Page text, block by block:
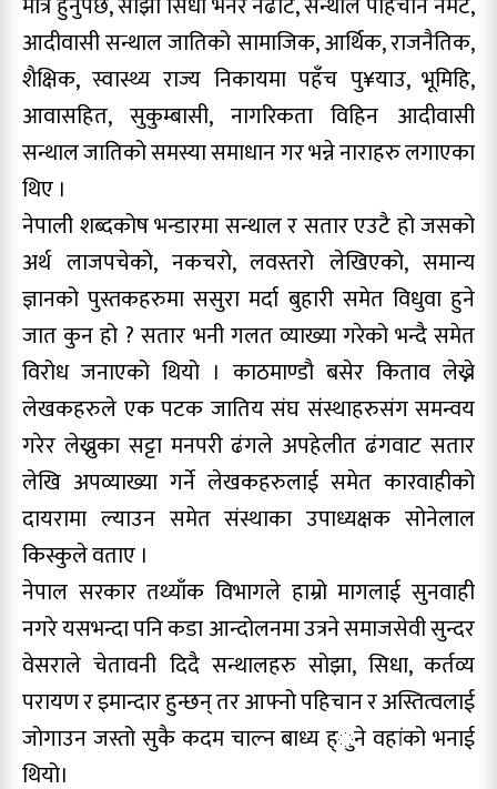
आदीवासी सन्थाल जातिको सामाजिक, आर्थिक, राजनैतिक,
शैक्षिक, स्वास्थ्य राज्य निकायमा पहँच पु¥याउ, भूमिहि,
आवासहित, सुकुम्बासी, नागरिकता विहिन आदीवासी
सन्थाल जातिको समस्या समाधान गर भन्ने नाराहरु लगाएका
थिए ।
नेपाली शब्दकोष भन्डारमा सन्थाल र सतार एउटै हो जसको
अर्थ लाजपचेको, नकचरो, लवस्तरो लेखिएको, समान्य
ज्ञानको पुस्तकहरुमा ससुरा मर्दा बुहारी समेत विधुवा हुने
जात कुन हो ? सतार भनी गलत व्याख्या गरेको भन्दै समेत
विरोध जनाएको थियो । काठमाण्डौ बसेर किताव लेख्ने
लेखकहरुले एक पटक जातिय संघ संस्थाहरुसंग समन्वय
गरेर लेख्नुका सट्टा मनपरी ढंगले अपहेलीत ढंगवाट सतार
लेखि अपव्याख्या गर्ने लेखकहरुलाई समेत कारवाहीको
दायरामा ल्याउन समेत संस्थाका उपाध्यक्षक सोनेलाल
किस्कुले वताए ।
नेपाल सरकार तथ्याँक विभागले हाम्रो मागलाई सुनवाही
नगरे यसभन्दा पनि कडा आन्दोलनमा उत्रने समाजसेवी सुन्दर
वेसराले चेतावनी दिदै सन्थालहरु सोझा, सिधा, कर्तव्य
परायण र इमान्दार हुन्छन् तर आफ्नो पहिचान र अस्तित्वलाई
जोगाउन जस्तो सुकै कदम चाल्न बाध्य ह्ुने वहांको भनाई
थियो।